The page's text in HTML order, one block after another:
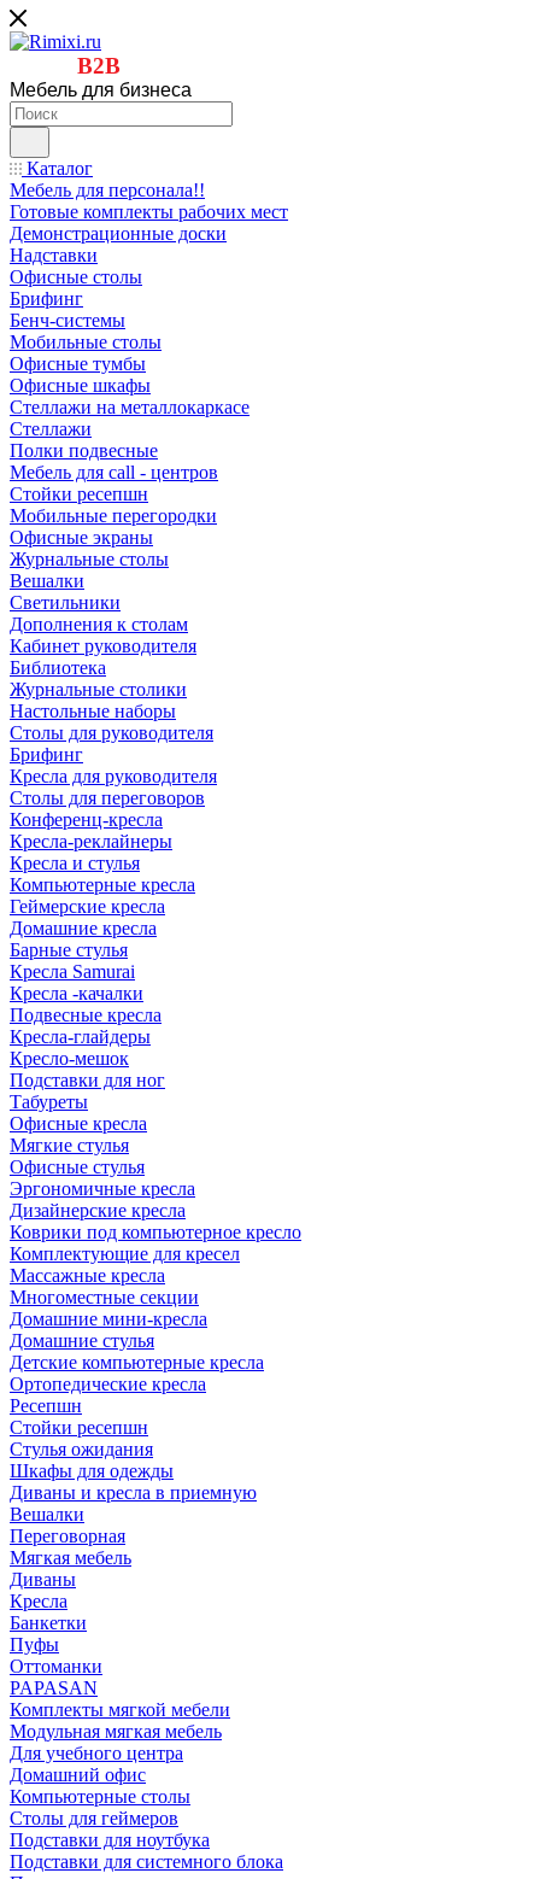
B2B
Мебель для бизнеса
Каталог
Мебель для персонала!!
Готовые комплекты рабочих мест
Демонстрационные доски
Надставки
Офисные столы
Брифинг
Бенч-системы
Мобильные столы
Офисные тумбы
Офисные шкафы
Стеллажи на металлокаркасе
Стеллажи
Полки подвесные
Мебель для call - центров
Стойки ресепшн
Мобильные перегородки
Офисные экраны
Журнальные столы
Вешалки
Светильники
Дополнения к столам
Кабинет руководителя
Библиотека
Журнальные столики
Настольные наборы
Столы для руководителя
Брифинг
Кресла для руководителя
Столы для переговоров
Конференц-кресла
Кресла-реклайнеры
Кресла и стулья
Компьютерные кресла
Геймерские кресла
Домашние кресла
Барные стулья
Кресла Samurai
Кресла -качалки
Подвесные кресла
Кресла-глайдеры
Кресло-мешок
Подставки для ног
Табуреты
Офисные кресла
Мягкие стулья
Офисные стулья
Эргономичные кресла
Дизайнерские кресла
Коврики под компьютерное кресло
Комплектующие для кресел
Массажные кресла
Многоместные секции
Домашние мини-кресла
Домашние стулья
Детские компьютерные кресла
Ортопедические кресла
Ресепшн
Стойки ресепшн
Стулья ожидания
Шкафы для одежды
Диваны и кресла в приемную
Вешалки
Переговорная
Мягкая мебель
Диваны
Кресла
Банкетки
Пуфы
Оттоманки
PAPASAN
Комплекты мягкой мебели
Модульная мягкая мебель
Для учебного центра
Домашний офис
Компьютерные столы
Столы для геймеров
Подставки для ноутбука
Подставки для системного блока